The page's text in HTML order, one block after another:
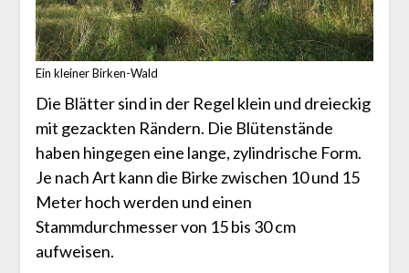
Ein kleiner Birken-Wald
Die Blätter sind in der Regel klein und dreieckig
mit gezackten Rändern. Die Blütenstände
haben hingegen eine lange, zylindrische Form.
Je nach Art kann die Birke zwischen 10 und 15
Meter hoch werden und einen
Stammdurchmesser von 15 bis 30 cm
aufweisen.